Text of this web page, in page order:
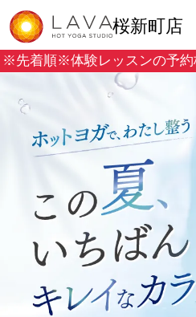
桜新町店
※先着順※体験レッスンの予約